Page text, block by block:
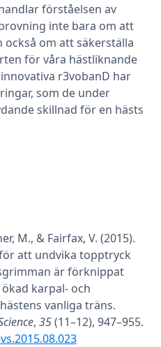
förståelsen av
inte bara om att
om att säkerställa
för våra hästliknande
r3vobanD har
som de under
skillnad för en hästs
M., & Fairfax, V. (2015).
att undvika topptryck
är förknippat
karpal- och
vanliga träns.
, 35(11–12), 947–955.